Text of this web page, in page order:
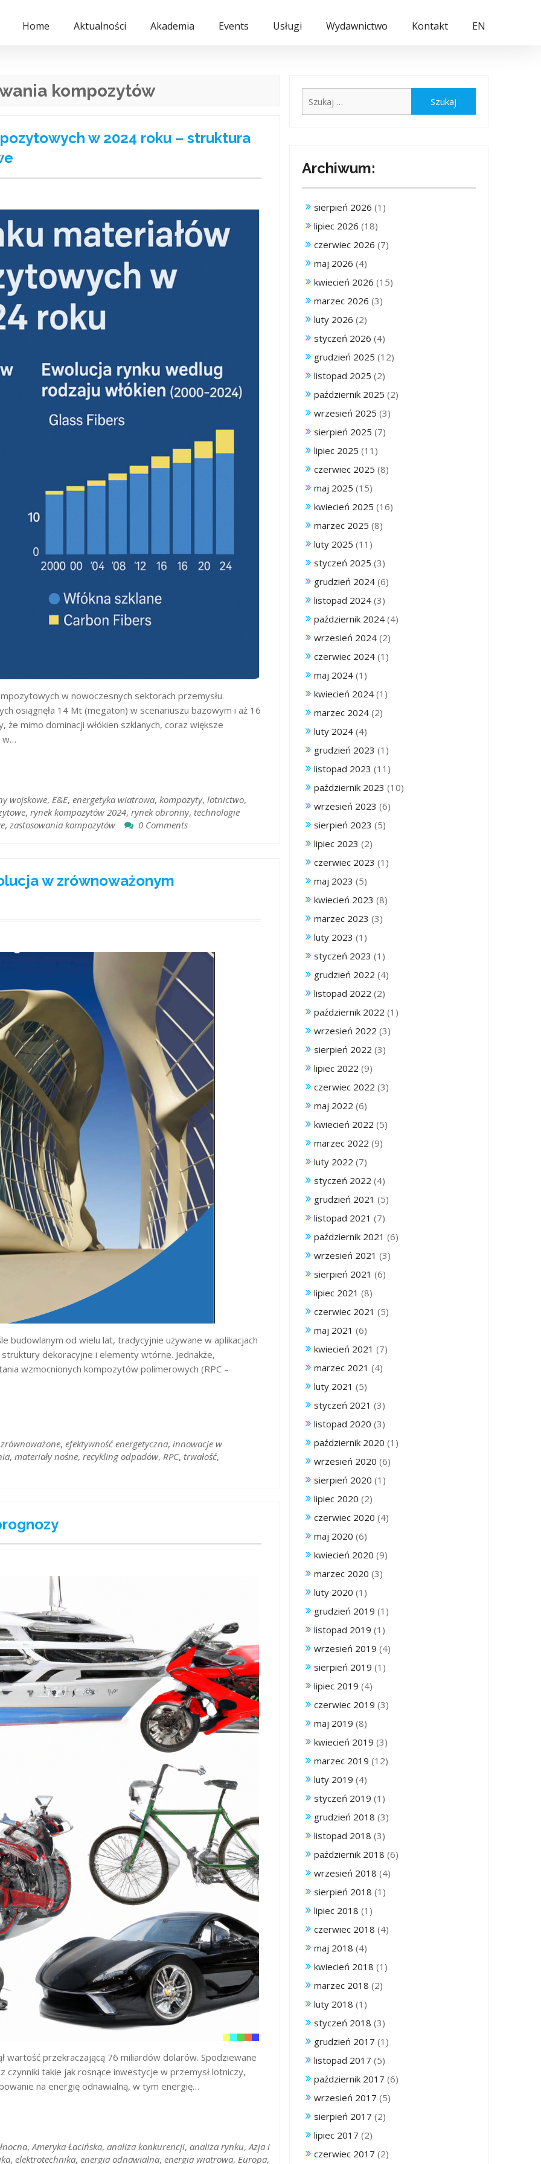
Home Aktualności Akademia Events Usługi Wydawnictwo Kontakt EN
kompozytów
w 2024 roku – struktura
w nowoczesnych sektorach przemysłu.
osiągnęła 14 Mt (megaton) w scenariuszu bazowym i aż 16
mimo dominacji włókien szklanych, coraz większe
w…
wojskowe, E&E, energetyka wiatrowa, kompozyty, lotnictwo,
, rynek kompozytów 2024, rynek obronny, technologie
, zastosowania kompozytów 0 Comments
w zrównoważonym
od wielu lat, tradycyjnie używane w aplikacjach
dekoracyjne i elementy wtórne. Jednakże,
wzmocnionych kompozytów polimerowych (RPC –
, efektywność energetyczna, innowacje w
, materiały nośne, recykling odpadów, RPC, trwałość,
wartość przekraczającą 76 miliardów dolarów. Spodziewane
takie jak rosnące inwestycje w przemysł lotniczy,
na energię odnawialną, w tym energię…
,Ameryka Łacińska, analiza konkurencji, analiza rynku,Azja i
, elektrotechnika, energia odnawialna, energia wiatrowa, Europa,
Archiwum:
sierpień 2026 (1)
lipiec 2026 (18)
czerwiec 2026 (7)
maj 2026 (4)
kwiecień 2026 (15)
marzec 2026 (3)
luty 2026 (2)
styczeń 2026 (4)
grudzień 2025 (12)
listopad 2025 (2)
październik 2025 (2)
wrzesień 2025 (3)
sierpień 2025 (7)
lipiec 2025 (11)
czerwiec 2025 (8)
maj 2025 (15)
kwiecień 2025 (16)
marzec 2025 (8)
luty 2025 (11)
styczeń 2025 (3)
grudzień 2024 (6)
listopad 2024 (3)
październik 2024 (4)
wrzesień 2024 (2)
czerwiec 2024 (1)
maj 2024 (1)
kwiecień 2024 (1)
marzec 2024 (2)
luty 2024 (4)
grudzień 2023 (1)
listopad 2023 (11)
październik 2023 (10)
wrzesień 2023 (6)
sierpień 2023 (5)
lipiec 2023 (2)
czerwiec 2023 (1)
maj 2023 (5)
kwiecień 2023 (8)
marzec 2023 (3)
luty 2023 (1)
styczeń 2023 (1)
grudzień 2022 (4)
listopad 2022 (2)
październik 2022 (1)
wrzesień 2022 (3)
sierpień 2022 (3)
lipiec 2022 (9)
czerwiec 2022 (3)
maj 2022 (6)
kwiecień 2022 (5)
marzec 2022 (9)
luty 2022 (7)
styczeń 2022 (4)
grudzień 2021 (5)
listopad 2021 (7)
październik 2021 (6)
wrzesień 2021 (3)
sierpień 2021 (6)
lipiec 2021 (8)
czerwiec 2021 (5)
maj 2021 (6)
kwiecień 2021 (7)
marzec 2021 (4)
luty 2021 (5)
styczeń 2021 (3)
listopad 2020 (3)
październik 2020 (1)
wrzesień 2020 (6)
sierpień 2020 (1)
lipiec 2020 (2)
czerwiec 2020 (4)
maj 2020 (6)
kwiecień 2020 (9)
marzec 2020 (3)
luty 2020 (1)
grudzień 2019 (1)
listopad 2019 (1)
wrzesień 2019 (4)
sierpień 2019 (1)
lipiec 2019 (4)
czerwiec 2019 (3)
maj 2019 (8)
kwiecień 2019 (3)
marzec 2019 (12)
luty 2019 (4)
styczeń 2019 (1)
grudzień 2018 (3)
listopad 2018 (3)
październik 2018 (6)
wrzesień 2018 (4)
sierpień 2018 (1)
lipiec 2018 (1)
czerwiec 2018 (4)
maj 2018 (4)
kwiecień 2018 (1)
marzec 2018 (2)
luty 2018 (1)
styczeń 2018 (3)
grudzień 2017 (1)
listopad 2017 (5)
październik 2017 (6)
wrzesień 2017 (5)
sierpień 2017 (2)
lipiec 2017 (2)
czerwiec 2017 (2)